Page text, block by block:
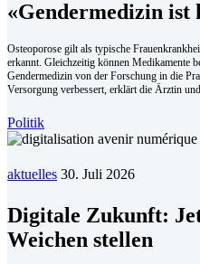
«Gendermedizin ist
Osteoporose gilt als typische
erkannt. Gleichzeitig können Medikamente
Gendermedizin von der Forschung in die
Versorgung verbessert, erklärt die Ärztin
Politik
aktuelles 30. Juli 2026
Digitale Zukunft:
Weichen stellen